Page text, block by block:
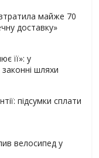
майже 70
доставку»
її»: у
шляхи
підсумки сплати
велосипед у